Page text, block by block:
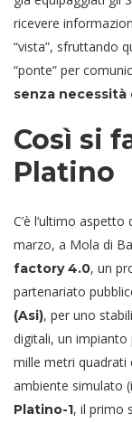
ricevere
“vista”, sfruttando
“ponte” per
senza
Così si
Platino
C’è l’ultimo
marzo, a Mola di
factory 4.0, un
partenariato
(Asi), per uno
digitali, un impianto
mille metri quadrati
ambiente simulato
Platino-1, il primo